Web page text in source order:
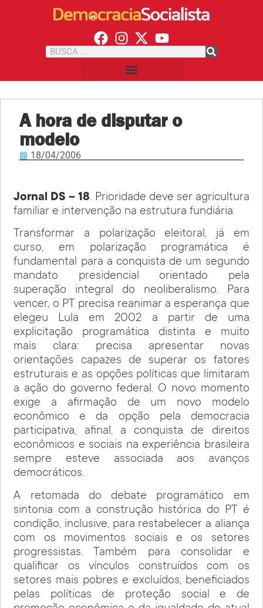
A hora de disputar o
modelo
18/04/2006
Jornal DS – 18. Prioridade deve ser agricultura
familiar e intervenção na estrutura fundiária.
Transformar a polarização eleitoral, já em
curso, em polarização programática é
fundamental para a conquista de um segundo
mandato presidencial orientado pela
superação integral do neoliberalismo. Para
vencer, o PT precisa reanimar a esperança que
elegeu Lula em 2002 a partir de uma
explicitação programática distinta e muito
mais clara: precisa apresentar novas
orientações capazes de superar os fatores
estruturais e as opções políticas que limitaram
a ação do governo federal. O novo momento
exige a afirmação de um novo modelo
econômico e da opção pela democracia
participativa, afinal, a conquista de direitos
econômicos e sociais na experiência brasileira
sempre esteve associada aos avanços
democráticos.
A retomada do debate programático em
sintonia com a construção histórica do PT é
condição, inclusive, para restabelecer a aliança
com os movimentos sociais e os setores
progressistas. Também para consolidar e
qualificar os vínculos construídos com os
setores mais pobres e excluídos, beneficiados
pelas políticas de proteção social e de